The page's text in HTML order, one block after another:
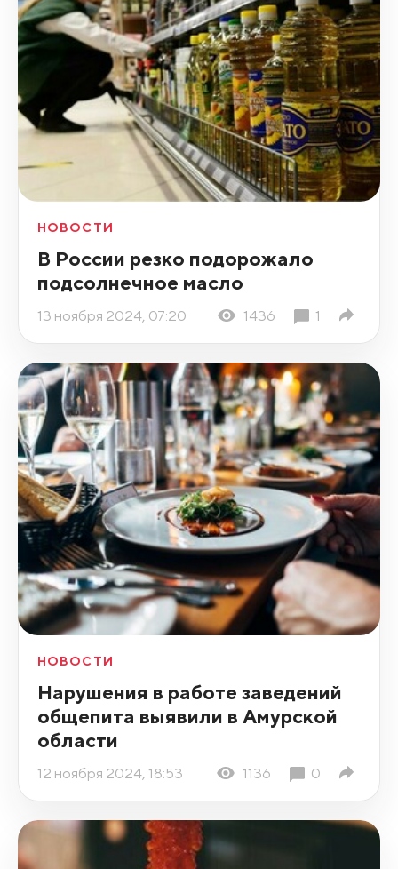
НОВОСТИ
В России резко подорожало
подсолнечное масло
13 ноября 2024, 07:20 1436 1
НОВОСТИ
Нарушения в работе заведений
общепита выявили в Амурской
области
12 ноября 2024, 18:53 1136 0